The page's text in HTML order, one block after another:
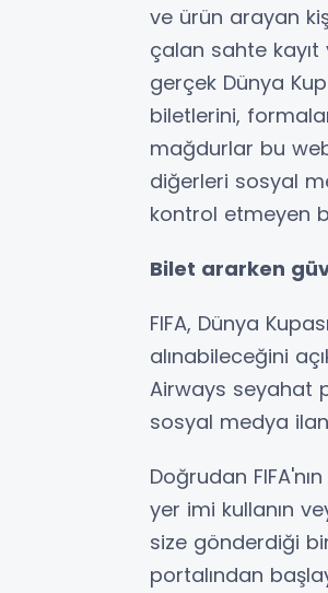
ve ürün arayan
çalan sahte
gerçek Dünya
biletlerini,
mağdurlar bu
diğerleri sosyal
kontrol etmeyen
Bilet ararken
FIFA, Dünya
alınabileceğini
Airways seyahat
sosyal medya
Doğrudan
yer imi kullanın
size gönderdiği
portalından